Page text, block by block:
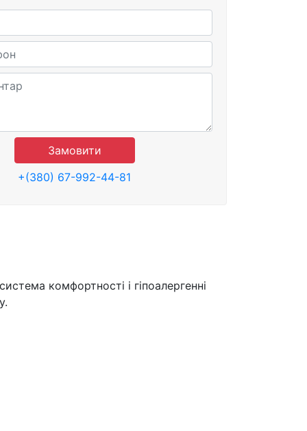
Замовити
+(380) 67-992-44-81
комфортності і гіпоалергенні